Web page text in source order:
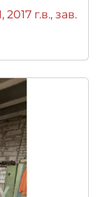
г.в., зав.